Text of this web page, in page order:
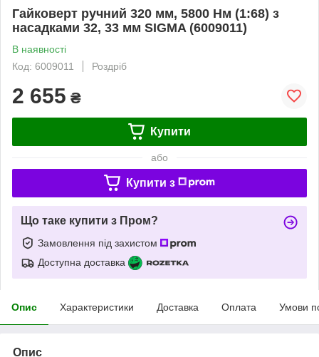
Гайковерт ручний 320 мм, 5800 Нм (1:68) з
насадками 32, 33 мм SIGMA (6009011)
В наявності
Код: 6009011
Роздріб
2 655 ₴
Купити
або
Купити з
Що таке купити з Пром?
Замовлення під захистом
Доступна доставка
Опис Характеристики Доставка Оплата Умови
Опис